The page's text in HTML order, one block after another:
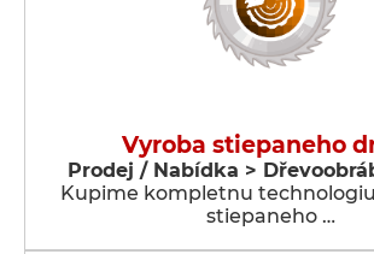
Vyroba stiepaneho
Prodej / Nabídka >
Kupime kompletnu
stiepaneho …